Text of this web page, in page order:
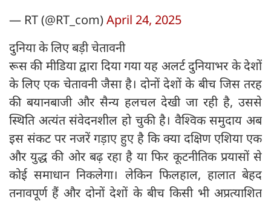
— RT (@RT_com)April 24, 2025
दुनिया के लिए बड़ी चेतावनी
रूस की मीडिया द्वारा दिया गया यह अलर्ट दुनियाभर के देशों
के लिए एक चेतावनी जैसा है। दोनों देशों के बीच जिस तरह
की बयानबाजी और सैन्य हलचल देखी जा रही है, उससे
स्थिति अत्यंत संवेदनशील हो चुकी है। वैश्विक समुदाय अब
इस संकट पर नजरें गड़ाए हुए है कि क्या दक्षिण एशिया एक
और युद्ध की ओर बढ़ रहा है या फिर कूटनीतिक प्रयासों से
कोई समाधान निकलेगा। लेकिन फिलहाल, हालात बेहद
तनावपूर्ण हैं और दोनों देशों के बीच किसी भी अप्रत्याशित